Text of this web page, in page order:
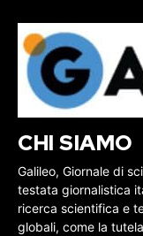
CHI SIAMO
Galileo, Giornale di
testata giornalistica
ricerca scientifica e
globali, come la